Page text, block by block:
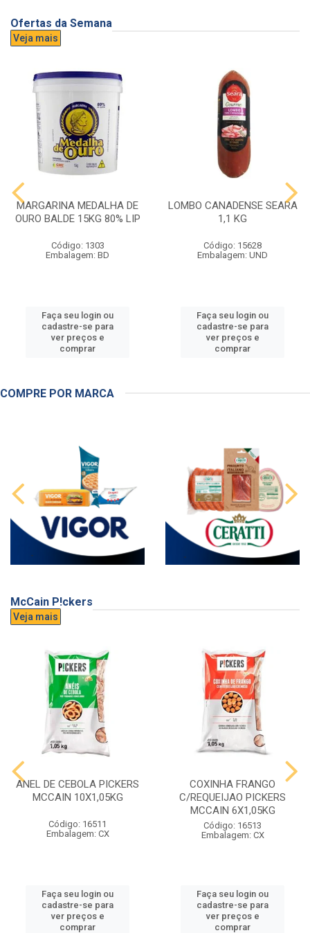
Ofertas da Semana
Veja mais
MARGARINA MEDALHA DE
OURO BALDE 15KG 80% LIP
Código: 1303
Embalagem: BD
Faça seu login ou
cadastre-se para
ver preços e
comprar
LOMBO CANADENSE SEARA
1,1 KG
Código: 15628
Embalagem: UND
Faça seu login ou
cadastre-se para
ver preços e
comprar
COMPRE POR MARCA
McCain P!ckers
Veja mais
ANEL DE CEBOLA PICKERS
MCCAIN 10X1,05KG
Código: 16511
Embalagem: CX
Faça seu login ou
cadastre-se para
ver preços e
comprar
COXINHA FRANGO
C/REQUEIJAO PICKERS
MCCAIN 6X1,05KG
Código: 16513
Embalagem: CX
Faça seu login ou
cadastre-se para
ver preços e
comprar